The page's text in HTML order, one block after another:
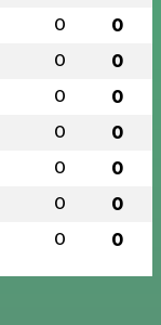
0 0
0 0
0 0
0 0
0 0
0 0
0 0